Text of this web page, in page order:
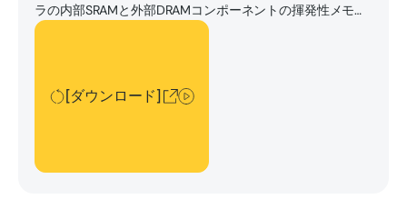
ラの内部SRAMと外部DRAMコンポーネントの揮発性メモリ
にキャッシュされることがよくあります。
[ダウンロード]
[ダウンロード]